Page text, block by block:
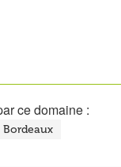
ce domaine :
Bordeaux